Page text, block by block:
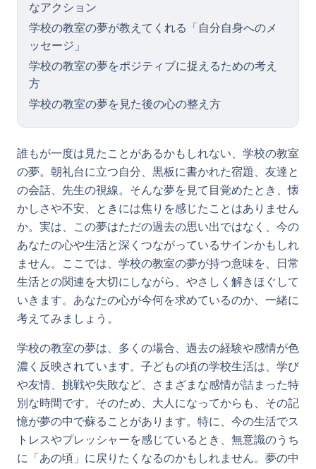
なアクション
学校の教室の夢が教えてくれる「自分自身へのメ
ッセージ」
学校の教室の夢をポジティブに捉えるための考え
方
学校の教室の夢を見た後の心の整え方
誰もが一度は見たことがあるかもしれない、学校の教室
の夢。朝礼台に立つ自分、黒板に書かれた宿題、友達と
の会話、先生の視線。そんな夢を見て目覚めたとき、懐
かしさや不安、ときには焦りを感じたことはありません
か。実は、この夢はただの過去の思い出ではなく、今の
あなたの心や生活と深くつながっているサインかもしれ
ません。ここでは、学校の教室の夢が持つ意味を、日常
生活との関連を大切にしながら、やさしく解きほぐして
いきます。あなたの心が今何を求めているのか、一緒に
考えてみましょう。
学校の教室の夢は、多くの場合、過去の経験や感情が色
濃く反映されています。子どもの頃の学校生活は、学び
や友情、挑戦や失敗など、さまざまな感情が詰まった特
別な時間です。そのため、大人になってからも、その記
憶が夢の中で蘇ることがあります。特に、今の生活でス
トレスやプレッシャーを感じているとき、無意識のうち
に「あの頃」に戻りたくなるのかもしれません。夢の中